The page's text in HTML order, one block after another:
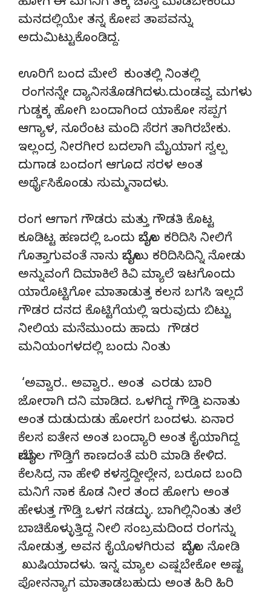
ಮನದಲ್ಲಿಯೇ ತನ್ನ ಕೋಪ ತಾಪವನ್ನು
ಅದುಮಿಟ್ಟುಕೊಂಡಿದ್ದ.
ಊರಿಗೆ ಬಂದ ಮೇಲೆ ಕುಂತಲ್ಲಿ ನಿಂತಲ್ಲಿ
ರಂಗನನ್ನೇ ದ್ಯಾನಿಸತೊಡಗಿದಳು.ದುಂಡವ್ವ ಮಗಳು
ಗುಡ್ಡಕ್ಕ ಹೋಗಿ ಬಂದಾಗಿಂದ ಯಾಕೋ ಸಪ್ಪಗ
ಆಗ್ಯಾಳ, ನೂರೆಂಟ ಮಂದಿ ಸೆರಗ ತಾಗಿರಬೇಕು.
ಇಲ್ಲಂದ್ರ ನೀರಗೀರ ಬದಲಾಗಿ ಮೈಯಾಗ ಸ್ವಲ್ಪ
ದುಗಾಡ ಬಂದಂಗ ಆಗೂದ ಸರಳ ಅಂತ
ಅರ್ಥೈಸಿಕೊಂಡು ಸುಮ್ಮನಾದಳು.
ರಂಗ ಆಗಾಗ ಗೌಡರು ಮತ್ತು ಗೌಡತಿ ಕೊಟ್ಟ
ಕೂಡಿಟ್ಟ ಹಣದಲ್ಲಿ ಒಂದು ಮೊಬೈಲ ಕರಿದಿಸಿ ನೀಲಿಗೆ
ಗೊತ್ತಾಗುವಂತೆ ನಾನು ಮೊಬೈಲು ಕರಿದಿಸಿದಿನ್ನಿ ನೋಡು
ಅನ್ನುವಂಗೆ ದಿಮಾಕಿಲೆ ಕಿವಿ ಮ್ಯಾಲೆ ಇಟಗೊಂದು
ಯಾರೊಟ್ಟಿಗೋ ಮಾತಾಡುತ್ತ ಕಲಸ ಬಗಸಿ ಇಲ್ಲದೆ
ಗೌಡರ ದನದ ಕೊಟ್ಟಿಗೆಯಲ್ಲಿ ಇರುವುದು ಬಿಟ್ಟು
ನೀಲಿಯ ಮನೆಮುಂದು ಹಾದು ಗೌಡರ
ಮನಿಯಂಗಳದಲ್ಲಿ ಬಂದು ನಿಂತು
‘ಅವ್ವಾರ.. ಅವ್ವಾರ.. ಅಂತ ಎರಡು ಬಾರಿ
ಜೋರಾಗಿ ದನಿ ಮಾಡಿದ. ಒಳಗಿದ್ದ ಗೌಡ್ತಿ ಏನಾತು
ಅಂತ ದುಡುದುಡು ಹೋರಗ ಬಂದಳು. ಏನಾರ
ಕೆಲಸ ಐತೇನ ಅಂತ ಬಂದ್ಯಾರಿ ಅಂತ ಕೈಯಾಗಿದ್ದ
ಮೋಬೈಲ ಗೌಡ್ತಿಗೆ ಕಾಣದಂತೆ ಮರಿ ಮಾಡಿ ಕೇಳಿದ.
ಕೆಲಸಿದ್ರ ನಾ ಹೇಳಿ ಕಳಸ್ತದ್ದೀಲ್ಲೇನ, ಬರೂದ ಬಂದಿ
ಮನಿಗೆ ನಾಕ ಕೊಡ ನೀರ ತಂದ ಹೋಗು ಅಂತ
ಹೇಳುತ್ತ ಗೌಡ್ತಿ ಒಳಗ ನಡದ್ಳು. ಬಾಗಿಲ್ಲಿನಿಂತು ತಲೆ
ಬಾಚಿಕೊಳ್ಳುತ್ತಿದ್ದ ನೀಲಿ ಸಂಬ್ರಮದಿಂದ ರಂಗನ್ನು
ನೋಡುತ್ತ, ಅವನ ಕೈಯೊಳಗಿರುವ ಮೊಬೈಲ ನೋಡಿ
ಖುಷಿಯಾದಳು. ಇನ್ನ ಮ್ಯಾಲ ಎಷ್ಷಬೇಕೋ ಅಷ್ಟ
ಪೋನನ್ಯಾಗ ಮಾತಾಡಬಹುದು ಅಂತ ಹಿರಿ ಹಿರಿ